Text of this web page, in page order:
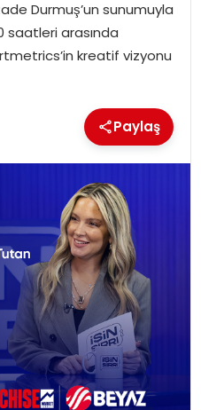
Durmuş’un sunumuyla
saatleri arasında
kreatif vizyonu
Paylaş